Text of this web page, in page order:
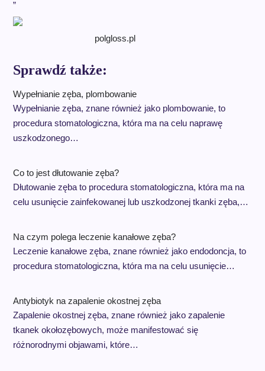
polgloss.pl
Sprawdź także:
Wypełnianie zęba, plombowanie
Wypełnianie zęba, znane również jako plombowanie, to
procedura stomatologiczna, która ma na celu naprawę
uszkodzonego…
Co to jest dłutowanie zęba?
Dłutowanie zęba to procedura stomatologiczna, która ma na
celu usunięcie zainfekowanej lub uszkodzonej tkanki zęba,…
Na czym polega leczenie kanałowe zęba?
Leczenie kanałowe zęba, znane również jako endodoncja, to
procedura stomatologiczna, która ma na celu usunięcie…
Antybiotyk na zapalenie okostnej zęba
Zapalenie okostnej zęba, znane również jako zapalenie
tkanek okołozębowych, może manifestować się
różnorodnymi objawami, które…